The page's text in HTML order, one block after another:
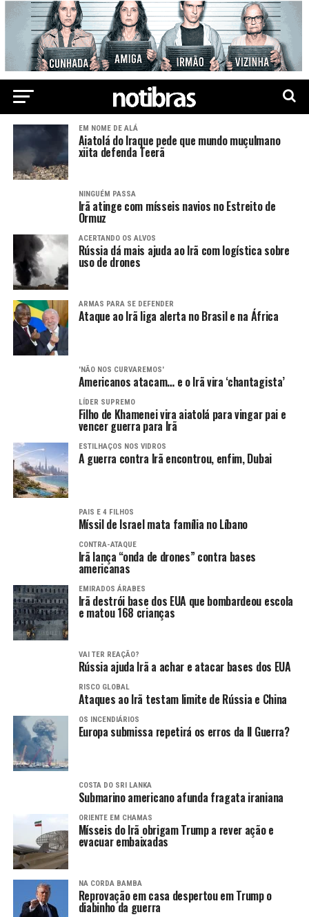
EM NOME DE ALÁ
Aiatolá do Iraque pede que mundo muçulmano
xiita defenda Teerã
NINGUÉM PASSA
Irã atinge com mísseis navios no Estreito de
Ormuz
ACERTANDO OS ALVOS
Rússia dá mais ajuda ao Irã com logística sobre
uso de drones
ARMAS PARA SE DEFENDER
Ataque ao Irã liga alerta no Brasil e na África
'NÃO NOS CURVAREMOS'
Americanos atacam… e o Irã vira ‘chantagista’
LÍDER SUPREMO
Filho de Khamenei vira aiatolá para vingar pai e
vencer guerra para Irã
ESTILHAÇOS NOS VIDROS
A guerra contra Irã encontrou, enfim, Dubai
PAIS E 4 FILHOS
Míssil de Israel mata família no Líbano
CONTRA-ATAQUE
Irã lança “onda de drones” contra bases
americanas
EMIRADOS ÁRABES
Irã destrói base dos EUA que bombardeou escola
e matou 168 crianças
VAI TER REAÇÃO?
Rússia ajuda Irã a achar e atacar bases dos EUA
RISCO GLOBAL
Ataques ao Irã testam limite de Rússia e China
OS INCENDIÁRIOS
Europa submissa repetirá os erros da II Guerra?
COSTA DO SRI LANKA
Submarino americano afunda fragata iraniana
ORIENTE EM CHAMAS
Mísseis do Irã obrigam Trump a rever ação e
evacuar embaixadas
NA CORDA BAMBA
Reprovação em casa despertou em Trump o
diabinho da guerra